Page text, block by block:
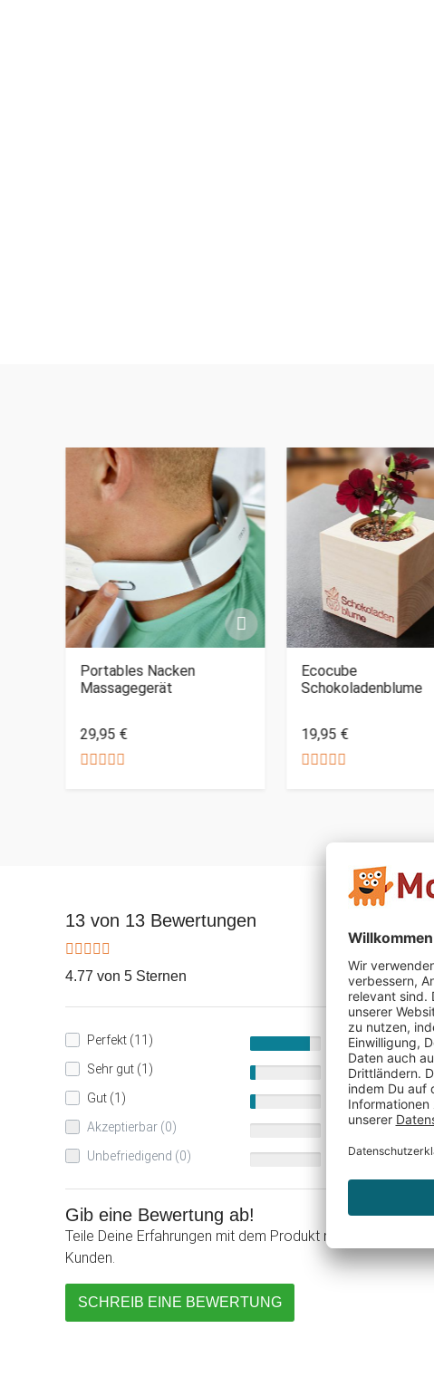
Portables Nacken
Massagegerät
29,95 €
Ecocube
Schokoladenblume
19,95 €
13 von 13 Bewertungen
4.77 von 5 Sternen
Perfekt (11)
85%
Sehr gut (1)
8%
Gut (1)
8%
Akzeptierbar (0)
Unbefriedigend (0)
0%
Gib eine Bewertung ab!
Teile Deine Erfahrungen mit dem Produkt mit anderen
Kunden.
SCHREIB EINE BEWERTUNG